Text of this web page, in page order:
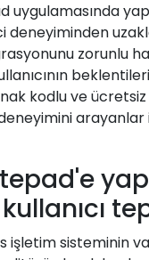
uygulamasında
zorunlu
kodlu ve
işletim sisteminin